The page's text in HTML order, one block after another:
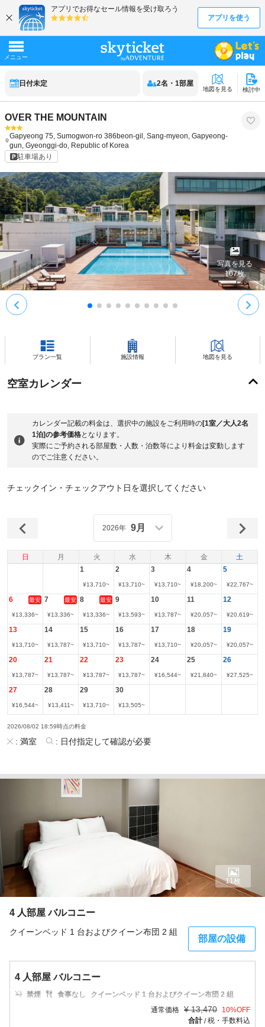
日付未定 2名 ・ 1部屋
地図を見る 検討中
OVER THE MOUNTAIN
Gapyeong 75, Sumogwon-ro 386beon-gil, Sang-myeon, Gapyeong-
gun, Gyeonggi-do, Republic of Korea
駐車場あり
写真を見る
107枚
プラン一覧 施設情報 地図を見る
空室カレンダー
カレンダー記載の料金は、選択中の施設をご利用時の[1室／大人2名
1泊]の参考価格となります。
実際にご予約される部屋数・人数・泊数等により料金は変動します
のでご注意ください。
チェックイン・チェックアウト日を選択してください
日 月 火 水 木 金 土
2026年 9月
1
¥13,710~
2
¥13,710~
3
¥13,710~
4
¥18,200~
5
¥22,767~
6 最安
¥13,336~
7 最安
¥13,336~
8 最安
¥13,336~
9
¥13,593~
10
¥13,787~
11
¥20,057~
12
¥20,619~
13
¥13,710~
14
¥13,787~
15
¥13,710~
16
¥13,787~
17
¥13,710~
18
¥20,057~
19
¥20,057~
20
¥13,787~
21
¥13,787~
22
¥13,787~
23
¥13,787~
24
¥16,544~
25
¥21,840~
26
¥27,525~
27
¥16,544~
28
¥13,411~
29
¥13,710~
30
¥13,505~
2026/08/02 18:59時点の料金
: 満室 : 日付指定して確認が必要
4 人部屋 バルコニー
クイーンベッド 1 台およびクイーン布団 2 組
部屋の設備
11枚
4 人部屋 バルコニー
禁煙 食事なし
クイーンベッド 1 台およびクイーン布団 2 組
通常価格 ¥ 13,470 10%OFF
合計/税・手数料込